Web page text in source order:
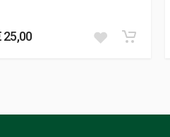
25,00